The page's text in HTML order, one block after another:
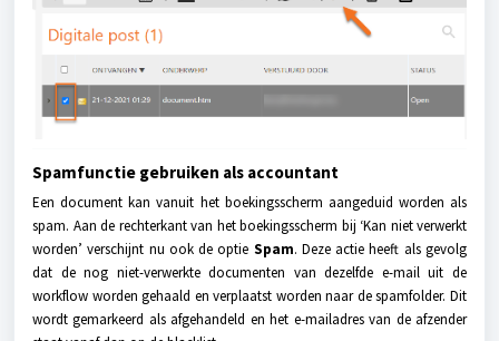
Spamfunctie gebruiken als accountant
Een document kan vanuit het boekingsscherm aangeduid worden als
spam. Aan de rechterkant van het boekingsscherm bij ‘Kan niet verwerkt
worden’ verschijnt nu ook de optie Spam. Deze actie heeft als gevolg
dat de nog niet-verwerkte documenten van dezelfde e-mail uit de
workflow worden gehaald en verplaatst worden naar de spamfolder. Dit
wordt gemarkeerd als afgehandeld en het e-mailadres van de afzender